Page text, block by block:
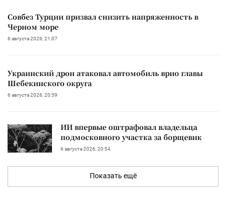
Совбез Турции призвал снизить напряженность в
Черном море
6 августа 2026, 21:07
Украинский дрон атаковал автомобиль врио главы
Шебекинского округа
6 августа 2026, 20:59
ИИ впервые оштрафовал владельца
подмосковного участка за борщевик
6 августа 2026, 20:54
Показать ещё